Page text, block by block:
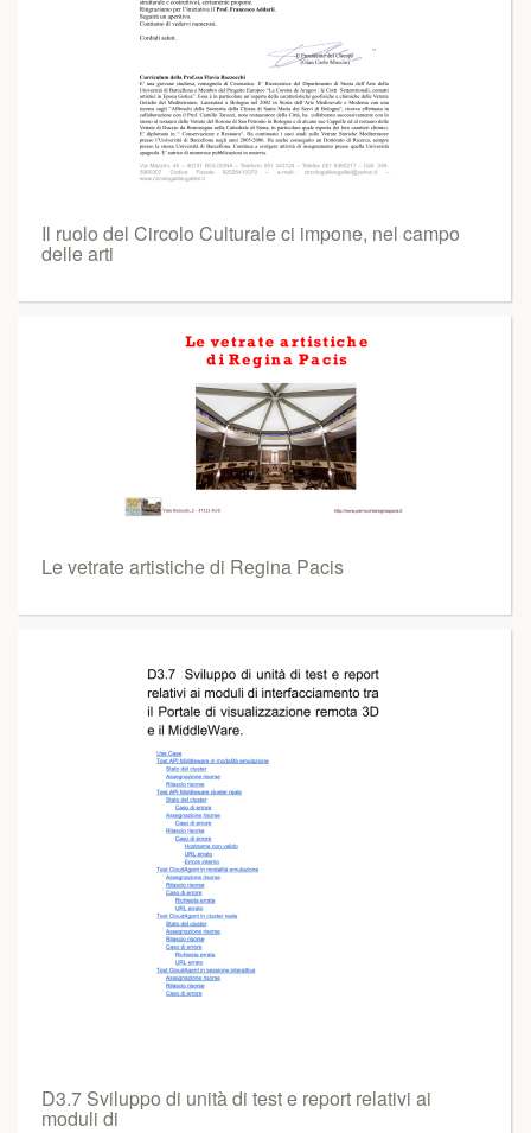
Il ruolo del Circolo Culturale ci impone, nel campo
delle arti
Le vetrate artistiche di Regina Pacis
D3.7 Sviluppo di unità di test e report relativi ai
moduli di